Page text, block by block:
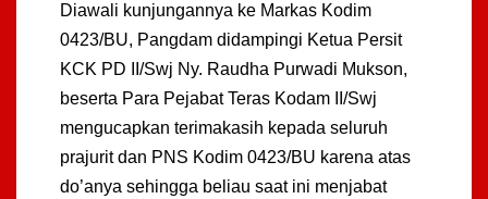
Diawali kunjungannya ke Markas Kodim
0423/BU, Pangdam didampingi Ketua Persit
KCK PD II/Swj Ny. Raudha Purwadi Mukson,
beserta Para Pejabat Teras Kodam II/Swj
mengucapkan terimakasih kepada seluruh
prajurit dan PNS Kodim 0423/BU karena atas
do’anya sehingga beliau saat ini menjabat